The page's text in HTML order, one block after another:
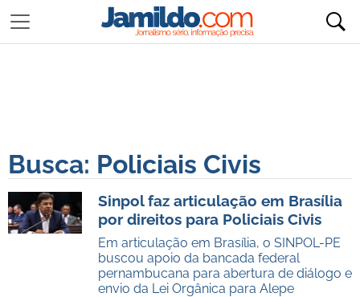
Busca: Policiais Civis
Sinpol faz articulação em Brasília
por direitos para Policiais Civis
Em articulação em Brasília, o SINPOL-PE
buscou apoio da bancada federal
pernambucana para abertura de diálogo e
envio da Lei Orgânica para Alepe